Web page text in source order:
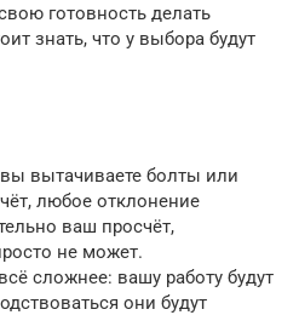
готовность делать
знать, что у выбора будут
вытачиваете болты или
любое отклонение
ваш просчёт,
не может.
сложнее: вашу работу будут
они будут